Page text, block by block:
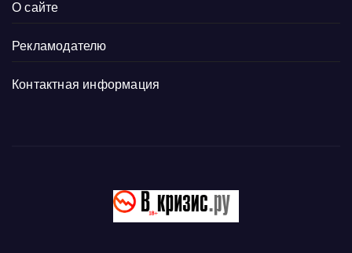
О сайте
Рекламодателю
Контактная информация